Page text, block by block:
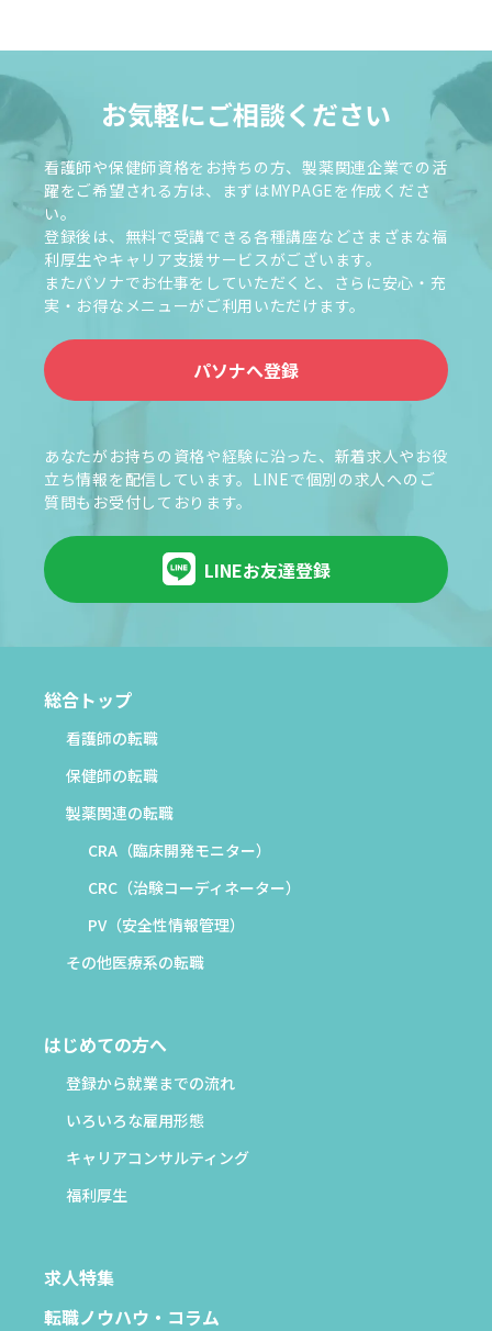
お気軽にご相談ください
看護師や保健師資格をお持ちの方、製薬関連企業での活
躍をご希望される方は、まずはMYPAGEを作成くださ
い。
登録後は、無料で受講できる各種講座などさまざまな福
利厚生やキャリア支援サービスがございます。
またパソナでお仕事をしていただくと、さらに安心・充
実・お得なメニューがご利用いただけます。
パソナへ登録
あなたがお持ちの資格や経験に沿った、新着求人やお役
立ち情報を配信しています。LINEで個別の求人へのご
質問もお受付しております。
LINEお友達登録
総合トップ
看護師の転職
保健師の転職
製薬関連の転職
CRA（臨床開発モニター）
CRC（治験コーディネーター）
PV（安全性情報管理）
その他医療系の転職
はじめての方へ
登録から就業までの流れ
いろいろな雇用形態
キャリアコンサルティング
福利厚生
求人特集
転職ノウハウ・コラム